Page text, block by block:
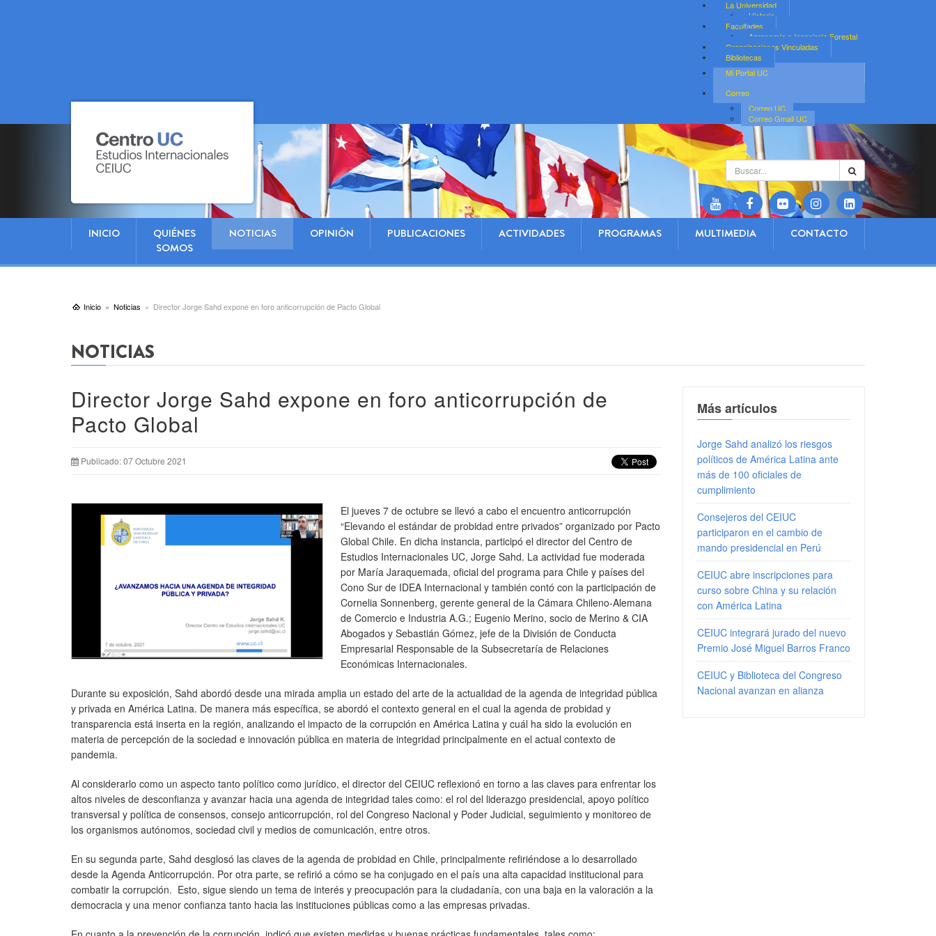
La Universidad
Historia
Facultades
Agronomía e Ingeniería Forestal
Organizaciones Vinculadas
Bibliotecas
Mi Portal UC
Correo
Correo UC
Correo Gmail UC
Buscar...
INICIO
QUIÉNES
SOMOS
NOTICIAS OPINIÓN PUBLICACIONES ACTIVIDADES PROGRAMAS MULTIMEDIA CONTACTO
Inicio Noticias Director Jorge Sahd expone en foro anticorrupción de Pacto Global
NOTICIAS
Director Jorge Sahd expone en foro anticorrupción de
Pacto Global
Publicado: 07 Octubre 2021
El jueves 7 de octubre se llevó a cabo el encuentro anticorrupción
“Elevando el estándar de probidad entre privados” organizado por Pacto
Global Chile. En dicha instancia, participó el director del Centro de
Estudios Internacionales UC, Jorge Sahd. La actividad fue moderada
por María Jaraquemada, oficial del programa para Chile y países del
Cono Sur de IDEA Internacional y también contó con la participación de
Cornelia Sonnenberg, gerente general de la Cámara Chileno-Alemana
de Comercio e Industria A.G.; Eugenio Merino, socio de Merino & CIA
Abogados y Sebastián Gómez, jefe de la División de Conducta
Empresarial Responsable de la Subsecretaría de Relaciones
Económicas Internacionales.
Durante su exposición, Sahd abordó desde una mirada amplia un estado del arte de la actualidad de la agenda de integridad pública
y privada en América Latina. De manera más específica, se abordó el contexto general en el cual la agenda de probidad y
transparencia está inserta en la región, analizando el impacto de la corrupción en América Latina y cuál ha sido la evolución en
materia de percepción de la sociedad e innovación pública en materia de integridad principalmente en el actual contexto de
pandemia.
Al considerarlo como un aspecto tanto político como jurídico, el director del CEIUC reflexionó en torno a las claves para enfrentar los
altos niveles de desconfianza y avanzar hacia una agenda de integridad tales como: el rol del liderazgo presidencial, apoyo político
transversal y política de consensos, consejo anticorrupción, rol del Congreso Nacional y Poder Judicial, seguimiento y monitoreo de
los organismos autónomos, sociedad civil y medios de comunicación, entre otros.
En su segunda parte, Sahd desglosó las claves de la agenda de probidad en Chile, principalmente refiriéndose a lo desarrollado
desde la Agenda Anticorrupción. Por otra parte, se refirió a cómo se ha conjugado en el país una alta capacidad institucional para
combatir la corrupción. Esto, sigue siendo un tema de interés y preocupación para la ciudadanía, con una baja en la valoración a la
democracia y una menor confianza tanto hacia las instituciones públicas como a las empresas privadas.
Más artículos
Jorge Sahd analizó los riesgos
políticos de América Latina ante
más de 100 oficiales de
cumplimiento
Consejeros del CEIUC
participaron en el cambio de
mando presidencial en Perú
CEIUC abre inscripciones para
curso sobre China y su relación
con América Latina
CEIUC integrará jurado del nuevo
Premio José Miguel Barros Franco
CEIUC y Biblioteca del Congreso
Nacional avanzan en alianza